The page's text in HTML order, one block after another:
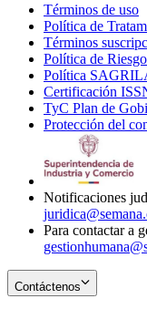
Términos de uso
Política de
Términos
Política de
Política
Certificación
TyC Plan de
Protección del
Notificaciones
Para contactar a
Contáctenos